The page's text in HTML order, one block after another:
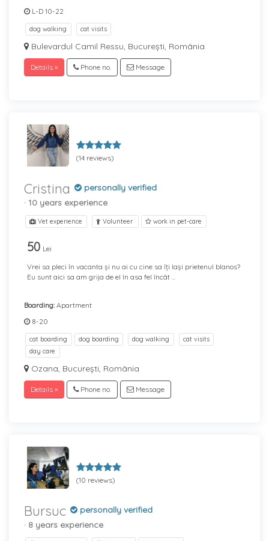
L-D 10-22
dog walking cat visits
Bulevardul Camil Ressu, București, România
Details » Phone no. Message
(14 reviews)
Cristina
personally verified
· 10 years experience
Vet experience Volunteer work in pet-care
50 Lei
Vrei sa pleci în vacanta și nu ai cu cine sa îți lași prietenul blanos?
Eu sunt aici sa am grija de el în asa fel încât ...
Boarding: Apartment
8-20
cat boarding dog boarding dog walking
cat visits
day care
Ozana, București, România
Details » Phone no. Message
(10 reviews)
Bursuc
personally verified
· 8 years experience